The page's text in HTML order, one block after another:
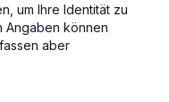
um Ihre Identität zu
Angaben können
aber